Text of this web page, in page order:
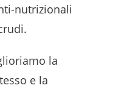
nutrizionali
la
e la